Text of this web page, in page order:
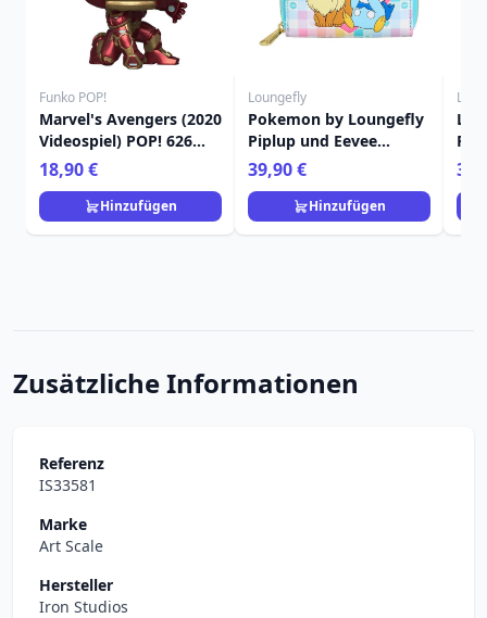
Funko POP!
Marvel's Avengers (2020
Videospiel) POP! 626
Marvel Vinylfigur Iron
Man 9 cm
18,90 €
Hinzufügen
Loungefly
Pokemon by Loungefly
Piplup und Eevee
Friends Münzbörse
39,90 €
Hinzufügen
Zusätzliche Informationen
Referenz
IS33581
Marke
Art Scale
Hersteller
Iron Studios